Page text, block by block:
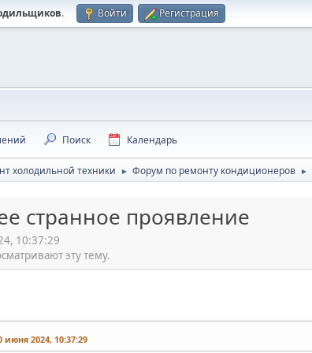
. Войти Регистрация
Поиск Календарь
холодильной техники ► Форум по ремонту кондиционеров ►
странное проявление
10:37:29
эту тему.
июня 2024, 10:37:29